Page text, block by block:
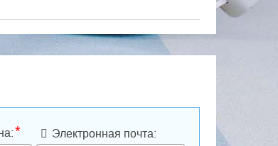
* Электронная почта: